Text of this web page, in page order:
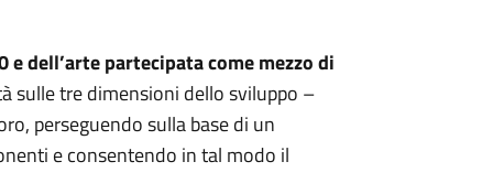
dell’arte partecipata come mezzo di
sulle tre dimensioni dello sviluppo –
perseguendo sulla base di un
e consentendo in tal modo il